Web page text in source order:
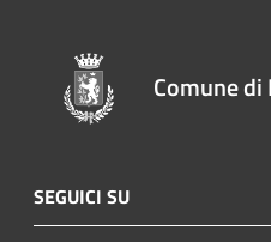
Comune
SEGUICI SU